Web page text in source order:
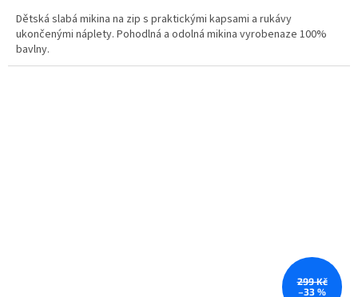
Dětská slabá mikina na zip s praktickými kapsami a rukávy
ukončenými náplety. Pohodlná a odolná mikina vyrobenaze 100%
bavlny.
299 Kč
–33 %